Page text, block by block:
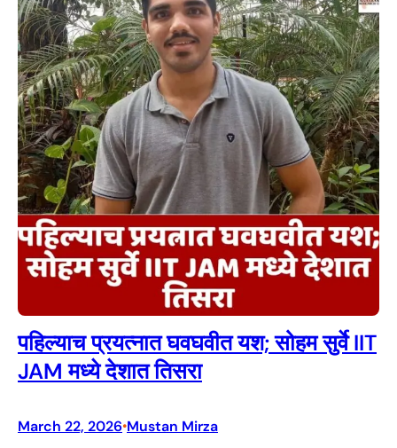
पहिल्याच प्रयत्नात घवघवीत यश; सोहम सुर्वे IIT
JAM मध्ये देशात तिसरा
March 22, 2026•Mustan Mirza